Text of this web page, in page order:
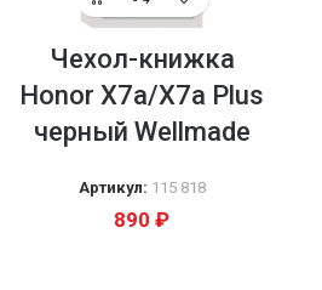
Чехол-книжка
Honor X7a/X7a Plus
черный Wellmade
Артикул: 115 818
890 ₽